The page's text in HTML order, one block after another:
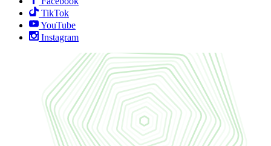
TikTok
YouTube
Instagram